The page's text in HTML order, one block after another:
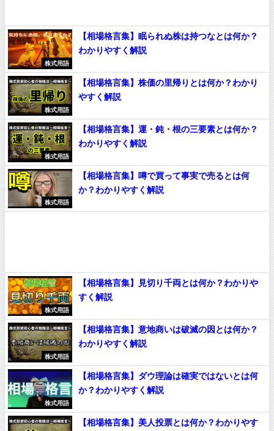
株式用語
【相場格言集】眠られぬ株は持つなとは何か？
わかりやすく解説
株式用語
【相場格言集】株価の里帰りとは何か？わかり
やすく解説
株式用語
【相場格言集】運・鈍・根の三要素とは何か？
わかりやすく解説
株式用語
【相場格言集】噂で買って事実で売るとは何
か？わかりやすく解説
株式用語
【相場格言集】見切り千両とは何か？わかりや
すく解説
株式用語
【相場格言集】意地商いは破滅の因とは何か？
わかりやすく解説
株式用語
【相場格言集】ダウ理論は確実ではないとは何
か？わかりやすく解説
【相場格言集】美人投票とは何か？わかりやす